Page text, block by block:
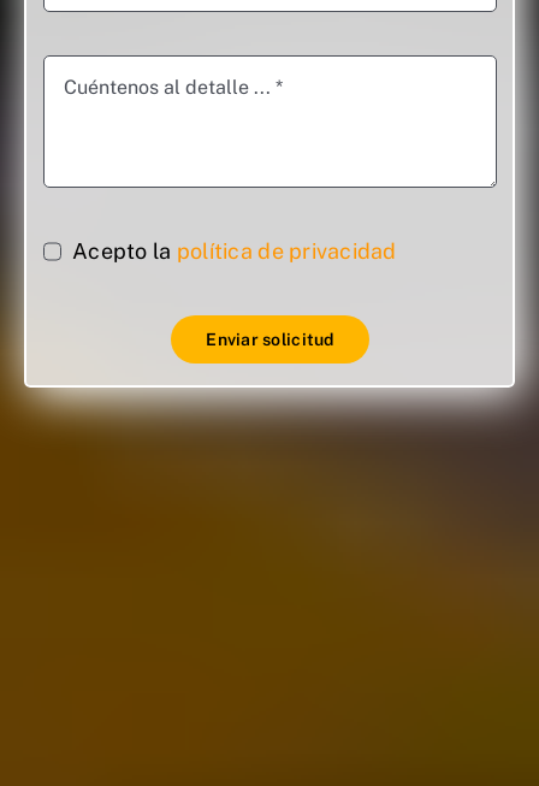
Acepto la política de privacidad
Enviar solicitud